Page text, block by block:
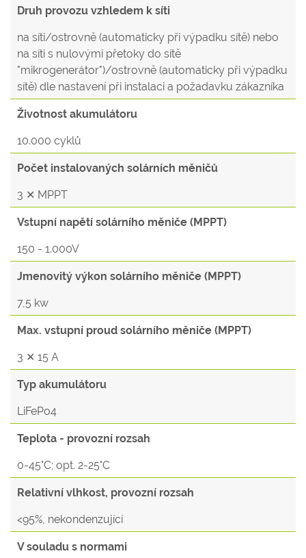
Druh provozu vzhledem k síti
na síti/ostrovně (automaticky při výpadku sítě) nebo
na síti s nulovými přetoky do sítě
"mikrogenerátor")/ostrovně (automaticky při výpadku
sítě) dle nastavení při instalaci a požadavku zákazníka
Životnost akumulátoru
10.000 cyklů
Počet instalovaných solárních měničů
3 ✕ MPPT
Vstupní napětí solárního měniče (MPPT)
150 - 1.000V
Jmenovitý výkon solárního měniče (MPPT)
7,5 kw
Max. vstupní proud solárního měniče (MPPT)
3 ✕ 15 A
Typ akumulátoru
LiFePo4
Teplota - provozní rozsah
0-45°C; opt. 2-25°C
Relativní vlhkost, provozní rozsah
<95%, nekondenzující
V souladu s normami